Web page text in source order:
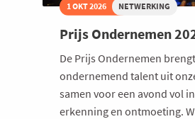
1 OKT 2026 NETWERKING
Prijs Ondernemen
De Prijs Ondernemen brengt
ondernemend talent uit
samen voor een avond vol
erkenning en ontmoeting.